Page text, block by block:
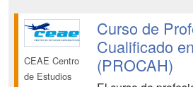
de prestigio que
principales
forma...
CEAE Centro
de Estudios
Curso de
Cualificado
(PROCAH)